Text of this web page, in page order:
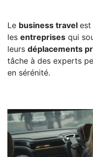
Le business travel est
les entreprises qui
leurs déplacements
tâche à des experts
en sérénité.